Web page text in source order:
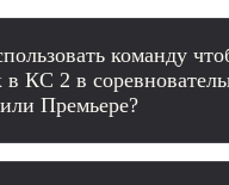
команду
в КС 2 в
Премьере?